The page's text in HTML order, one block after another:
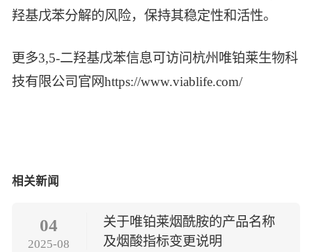
羟基戊苯分解的风险，保持其稳定性和活性。
更多3,5-二羟基戊苯信息可访问杭州唯铂莱生物科
技有限公司官网https://www.viablife.com/
相关新闻
04
2025-08
关于唯铂莱烟酰胺的产品名称
及烟酸指标变更说明